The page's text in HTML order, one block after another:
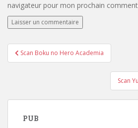
navigateur pour mon prochain
Navigation
de
Scan Boku no Hero Academia
Scan
PUB